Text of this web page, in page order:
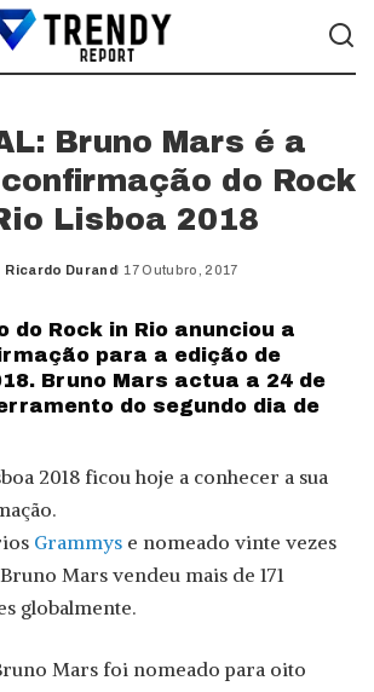
Bruno Mars é a
do Rock
Lisboa 2018
Posted
Ricardo Durand 17 Outubro, 2017
do Rock in Rio anunciou a
para a edição de
Bruno Mars actua a 24 de
do segundo dia de
2018 ficou hoje a conhecer a sua
Grammys e nomeado vinte vezes
Mars vendeu mais de 171
globalmente.
Mars foi nomeado para oito